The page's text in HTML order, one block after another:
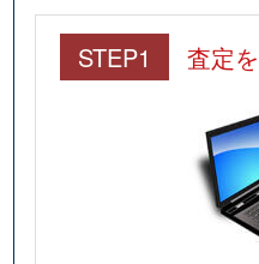
STEP1 査定